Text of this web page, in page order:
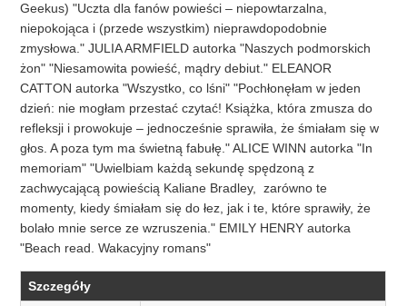
Geekus) "Uczta dla fanów powieści – niepowtarzalna,
niepokojąca i (przede wszystkim) nieprawdopodobnie
zmysłowa." JULIA ARMFIELD autorka "Naszych podmorskich
żon" "Niesamowita powieść, mądry debiut." ELEANOR
CATTON autorka "Wszystko, co lśni" "Pochłonęłam w jeden
dzień: nie mogłam przestać czytać! Książka, która zmusza do
refleksji i prowokuje – jednocześnie sprawiła, że śmiałam się w
głos. A poza tym ma świetną fabułę." ALICE WINN autorka "In
memoriam" "Uwielbiam każdą sekundę spędzoną z
zachwycającą powieścią Kaliane Bradley, zarówno te
momenty, kiedy śmiałam się do łez, jak i te, które sprawiły, że
bolało mnie serce ze wzruszenia." EMILY HENRY autorka
"Beach read. Wakacyjny romans"
Szczegóły